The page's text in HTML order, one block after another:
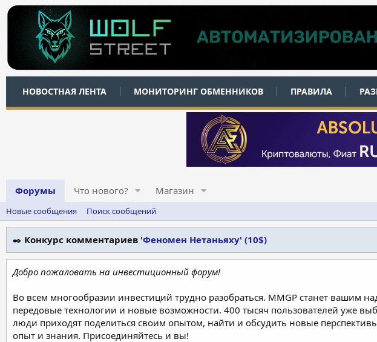
НОВОСТНАЯ ЛЕНТА МОНИТОРИНГ ОБМЕННИКОВ ПРАВИЛА
Форумы Что нового? Магазин
Новые сообщения Поиск сообщений
✒️ Конкурс комментариев 'Феномен Нетаньяху' (10$)
Добро пожаловать на инвестиционный форум!
Во всем многообразии инвестиций трудно разобраться. MMGP станет
передовые технологии и новые возможности. 400 тысяч пользователей уже
люди приходят поделиться своим опытом, найти и обсудить новые
опыт и знания. Присоединяйтесь и вы!